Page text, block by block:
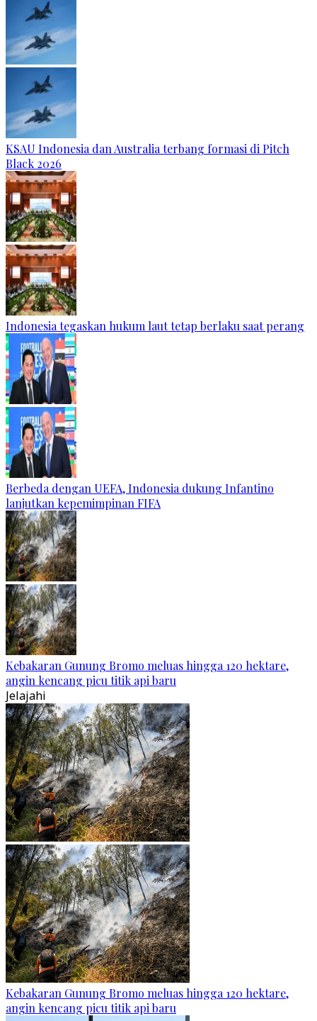
KSAU Indonesia dan Australia terbang formasi di Pitch
Black 2026
Indonesia tegaskan hukum laut tetap berlaku saat perang
Berbeda dengan UEFA, Indonesia dukung Infantino
lanjutkan kepemimpinan FIFA
Kebakaran Gunung Bromo meluas hingga 120 hektare,
angin kencang picu titik api baru
Jelajahi
Kebakaran Gunung Bromo meluas hingga 120 hektare,
angin kencang picu titik api baru